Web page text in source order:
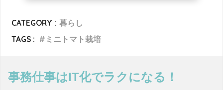
CATEGORY : 暮らし
TAGS :
ミニトマト栽培
事務仕事はIT化でラクになる！